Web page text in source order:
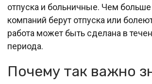
отпуска и больничные. Чем
компаний берут отпуска или
работа может быть сделана в
периода.
Почему так важно